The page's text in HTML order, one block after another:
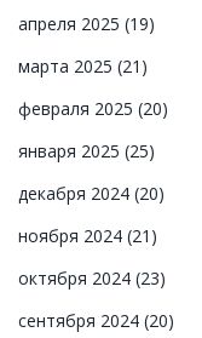
апреля 2025 (19)
марта 2025 (21)
февраля 2025 (20)
января 2025 (25)
декабря 2024 (20)
ноября 2024 (21)
октября 2024 (23)
сентября 2024 (20)